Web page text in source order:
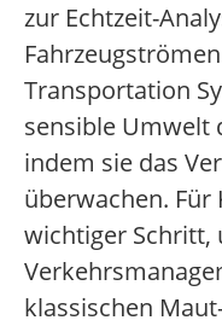
zur Echtzeit-
Transportation
sensible Umwelt
indem sie das
überwachen. Für
wichtiger Schritt,
klassischen